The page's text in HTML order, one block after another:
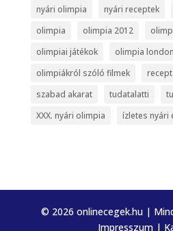
nyári olimpia
nyári receptek
olimpia
olimpia 2012
olimpiai játékok
olimpia london
olimpiákról szóló filmek
recept
szabad akarat
tudatalatti
XXX. nyári olimpia
ízletes nyári
© 2026 onlinecegek.hu |
Impresszum|